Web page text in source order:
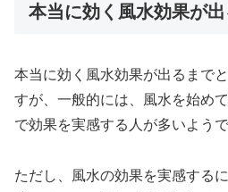
本当に効く風水効果が
本当に効く風水効果が出るまで
すが、一般的には、風水を始め
で効果を実感する人が多いようで
ただし、風水の効果を実感する